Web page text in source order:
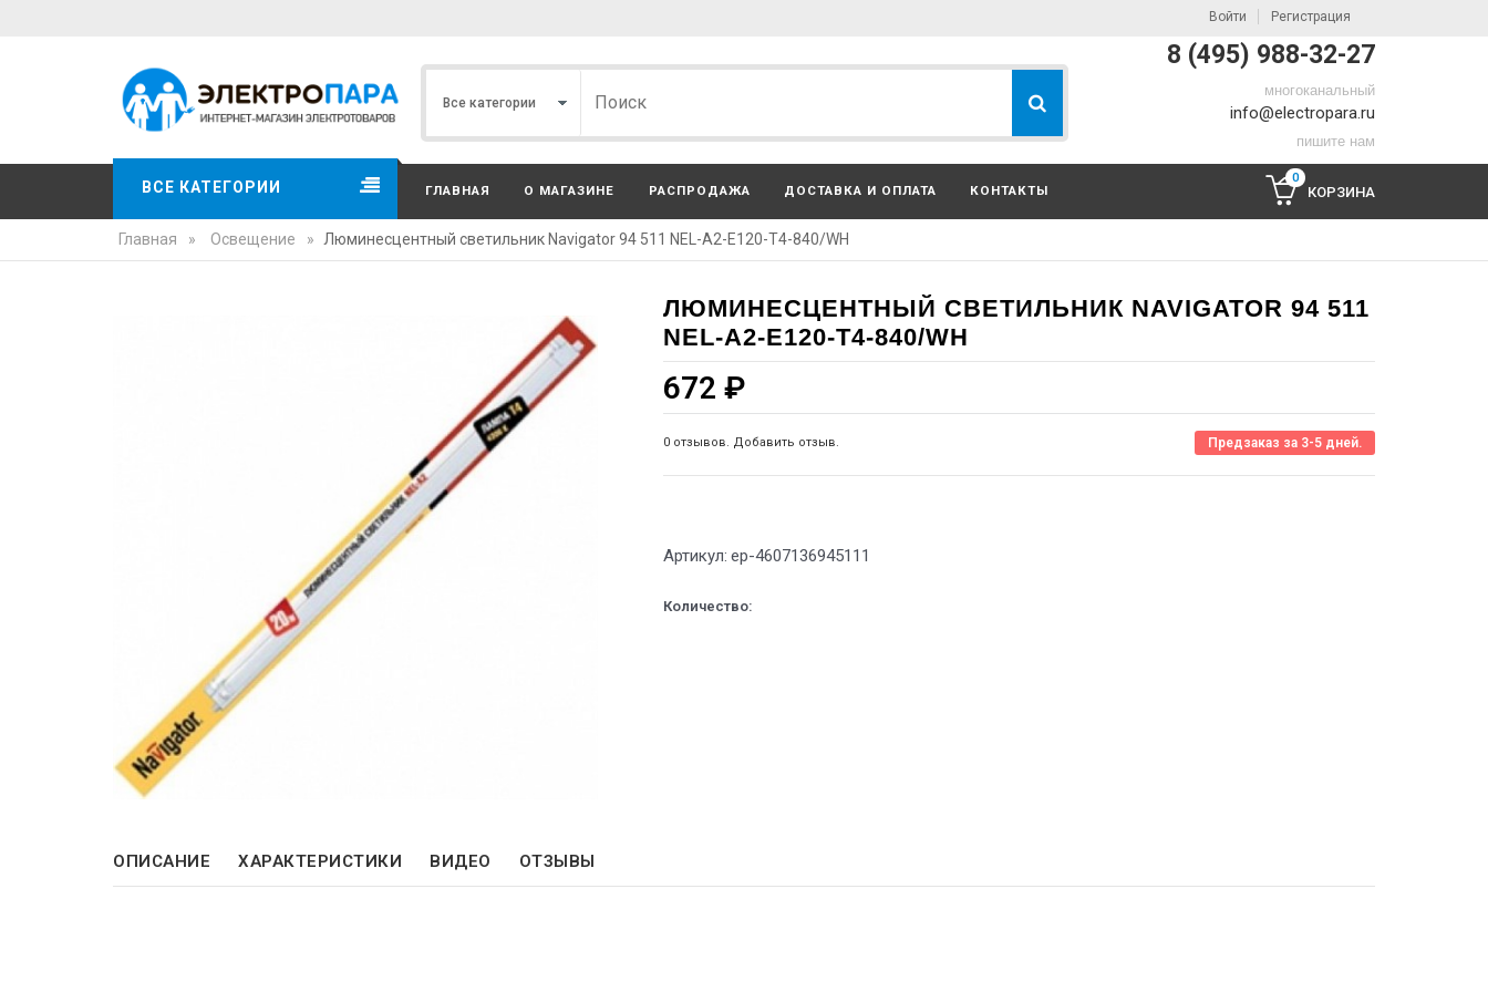
Войти Регистрация
8 (495) 988-32-27
многоканальный
info@electropara.ru
пишите нам
ВСЕ КАТЕГОРИИ ГЛАВНАЯ О МАГАЗИНЕ РАСПРОДАЖА ДОСТАВКА И ОПЛАТА КОНТАКТЫ
0
КОРЗИНА
Главная » Освещение » Люминесцентный светильник Navigator 94 511 NEL-A2-E120-T4-840/WH
ЛЮМИНЕСЦЕНТНЫЙ СВЕТИЛЬНИК NAVIGATOR 94 511
NEL-A2-E120-T4-840/WH
672 ₽
0 отзывов. Добавить отзыв. Предзаказ за 3-5 дней.
Артикул: ep-4607136945111
Количество:
ОПИСАНИЕ ХАРАКТЕРИСТИКИ ВИДЕО ОТЗЫВЫ